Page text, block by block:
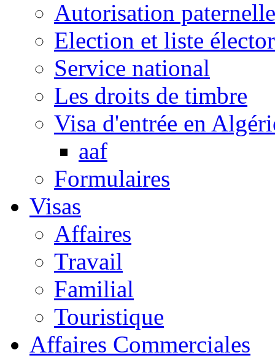
Autorisation paternelle
Election et liste
Service national
Les droits de timbre
Visa d'entrée en
aaf
Formulaires
Visas
Affaires
Travail
Familial
Touristique
Affaires Commerciales